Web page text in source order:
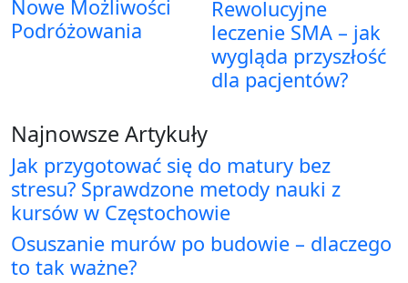
Nowe Możliwości
Podróżowania
Rewolucyjne
leczenie SMA – jak
wygląda przyszłość
dla pacjentów?
Najnowsze Artykuły
Jak przygotować się do matury bez
stresu? Sprawdzone metody nauki z
kursów w Częstochowie
Osuszanie murów po budowie – dlaczego
to tak ważne?